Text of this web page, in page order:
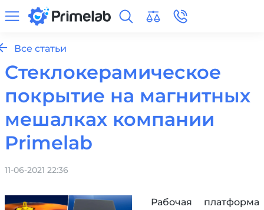
Все статьи
Стеклокерамическое
покрытие на магнитных
мешалках компании
Primelab
11-06-2021 22:36
Рабочая платформа